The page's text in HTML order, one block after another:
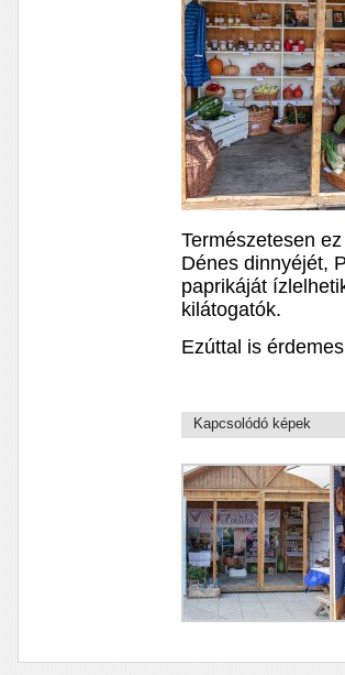
Természetesen
Dénes dinnyéjét,
paprikáját
kilátogatók.
Ezúttal is
Kapcsolódó képek